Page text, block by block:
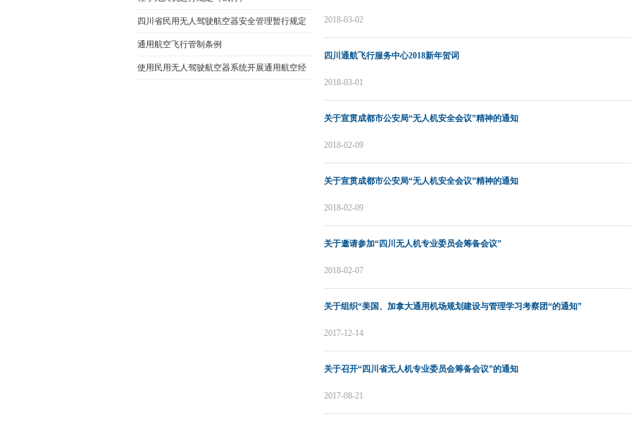
四川省民用无人驾驶航空器安全管理暂行规定
通用航空飞行管制条例
使用民用无人驾驶航空器系统开展通用航空经
2018-03-02
四川通航飞行服务中心2018新年贺词
2018-03-01
关于宣贯成都市公安局“无人机安全会议”精神的通知
2018-02-09
关于宣贯成都市公安局“无人机安全会议”精神的通知
2018-02-09
关于邀请参加“四川无人机专业委员会筹备会议”
2018-02-07
关于组织“美国、加拿大通用机场规划建设与管理学习考察团“的通知”
2017-12-14
关于召开“四川省无人机专业委员会筹备会议”的通知
2017-08-21